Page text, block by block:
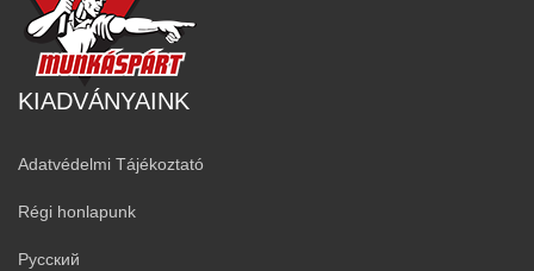
KIADVÁNYAINK
Adatvédelmi Tájékoztató
Régi honlapunk
Русский